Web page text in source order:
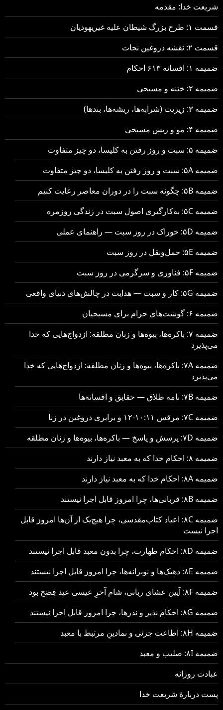
شریعت خدا: مقدمه
قسمت ۱: طرح بزرگ شیطان علیه غیریهودیان
قسمت ۲: نقشه دروغین نجات
ضمیمه ۱: افسانه ۶۱۳ احکام
ضمیمه ۲: ختنه و مسیحی
ضمیمه ۳: زیزیت (شرابه‌ها، ریشه‌ها، بندها)
ضمیمه ۴: مو و ریش مسیحی
ضمیمه ۵: سبت و روز رفتن به کلیسا، دو چیز متفاوت
ضمیمه ۵A: سبت و روز رفتن به کلیسا، دو چیز متفاوت
ضمیمه ۵B: چگونه سبت را در دوران معاصر رعایت کنیم
ضمیمه ۵C: به‌کارگیری اصول سبت در زندگی روزمره
ضمیمه ۵D: خوراک در روز سبت — راهنمای عملی
ضمیمه ۵E: حمل‌ونقل در روز سبت
ضمیمه ۵F: فناوری و سرگرمی در روز سبت
ضمیمه ۵G: کار و سبت — هدایت در چالش‌های دنیای واقعی
ضمیمه ۶: گوشت‌های حرام برای مسیحیان
ضمیمه ۷: باکره‌ها، بیوه‌ها و زنان مطلقه: ازدواج‌هایی که خدا
می‌پذیرد
ضمیمه ۷A: باکره‌ها، بیوه‌ها و زنان مطلقه: ازدواج‌هایی که خدا
می‌پذیرد
ضمیمه ۷B: نامه طلاق — حقایق و افسانه‌ها
ضمیمه ۷C: مرقس ۱۰:۱۱-۱۲ و برابری دروغین در زنا
ضمیمه ۷D: پرسش و پاسخ — باکره‌ها، بیوه‌ها و زنان مطلقه
ضمیمه ۸: احکام خدا که به معبد نیاز دارند
ضمیمه ۸A: احکام خدا که به معبد نیاز دارند
ضمیمه ۸B: قربانی‌ها، چرا امروز قابل اجرا نیستند
ضمیمه ۸C: اعیاد کتاب‌مقدسی، چرا هیچ‌یک از آن‌ها امروز قابل
اجرا نیست
ضمیمه ۸D: احکام طهارت، چرا بدون معبد قابل اجرا نیستند
ضمیمه ۸E: دهیک‌ها و نوبرانه‌ها، چرا امروز قابل اجرا نیستند
ضمیمه ۸F: آیین عشای ربانی، شام آخرِ عیسی عید فِصَح بود
ضمیمه ۸G: احکام نذیر و نذرها، چرا امروز قابل اجرا نیستند
ضمیمه ۸H: اطاعت جزئی و نمادینِ مرتبط با معبد
ضمیمه ۸I: صلیب و معبد
عبادت روزانه
پست دربارهٔ شریعت خدا